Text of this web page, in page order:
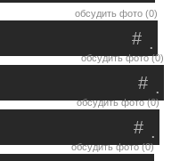
обсудить фото (0)
.
#
обсудить фото (0)
.
#
обсудить фото (0)
.
#
обсудить фото (0)